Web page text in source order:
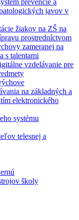
prevencie a
javov v
žiakov na ZŠ na
prostredníctvom
zameranej na
s talentami
vzdelávanie pre
na základných a
elektronického
systému
telesnej a
školy